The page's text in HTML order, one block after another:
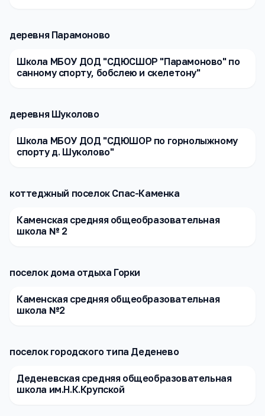
деревня Парамоново
Школа МБОУ ДОД "СДЮСШОР "Парамоново" по
санному спорту, бобслею и скелетону"
деревня Шуколово
Школа МБОУ ДОД "СДЮШОР по горнолыжному
спорту д. Шуколово"
коттеджный поселок Спас-Каменка
Каменская средняя общеобразовательная
школа № 2
поселок дома отдыха Горки
Каменская средняя общеобразовательная
школа №2
поселок городского типа Деденево
Деденевская средняя общеобразовательная
школа им.Н.К.Крупской